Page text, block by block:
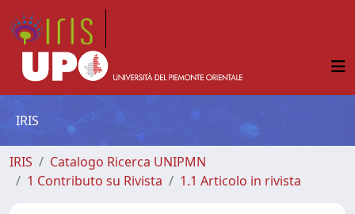
IRIS
IRIS
Catalogo Ricerca UNIPMN
1 Contributo su Rivista
1.1 Articolo in rivista